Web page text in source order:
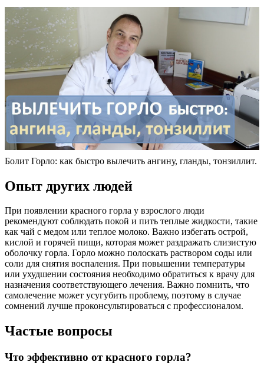
Болит Горло: как быстро вылечить ангину, гланды, тонзиллит.
Опыт других людей
При появлении красного горла у взрослого люди
рекомендуют соблюдать покой и пить теплые жидкости, такие
как чай с медом или теплое молоко. Важно избегать острой,
кислой и горячей пищи, которая может раздражать слизистую
оболочку горла. Горло можно полоскать раствором соды или
соли для снятия воспаления. При повышении температуры
или ухудшении состояния необходимо обратиться к врачу для
назначения соответствующего лечения. Важно помнить, что
самолечение может усугубить проблему, поэтому в случае
сомнений лучше проконсультироваться с профессионалом.
Частые вопросы
Что эффективно от красного горла?